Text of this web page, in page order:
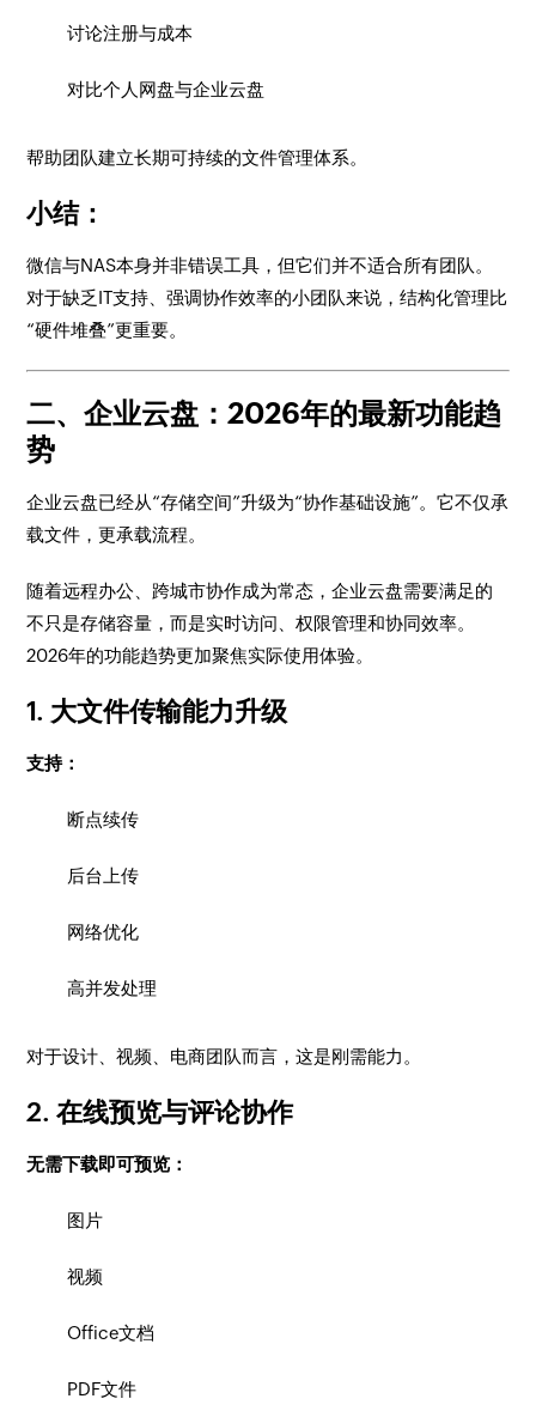
讨论注册与成本
对比个人网盘与企业云盘
帮助团队建立长期可持续的文件管理体系。
小结：
微信与NAS本身并非错误工具，但它们并不适合所有团队。
对于缺乏IT支持、强调协作效率的小团队来说，结构化管理比
“硬件堆叠”更重要。
二、企业云盘：2026年的最新功能趋
势
企业云盘已经从“存储空间”升级为“协作基础设施”。它不仅承
载文件，更承载流程。
随着远程办公、跨城市协作成为常态，企业云盘需要满足的
不只是存储容量，而是实时访问、权限管理和协同效率。
2026年的功能趋势更加聚焦实际使用体验。
1. 大文件传输能力升级
支持：
断点续传
后台上传
网络优化
高并发处理
对于设计、视频、电商团队而言，这是刚需能力。
2. 在线预览与评论协作
无需下载即可预览：
图片
视频
Office文档
PDF文件